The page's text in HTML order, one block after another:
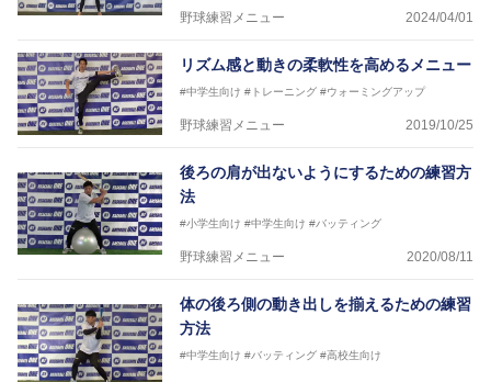
野球練習メニュー 2024/04/01
リズム感と動きの柔軟性を高めるメニュー
#中学生向け #トレーニング #ウォーミングアップ
野球練習メニュー 2019/10/25
後ろの肩が出ないようにするための練習方
法
#小学生向け #中学生向け #バッティング
野球練習メニュー 2020/08/11
体の後ろ側の動き出しを揃えるための練習
方法
#中学生向け #バッティング #高校生向け